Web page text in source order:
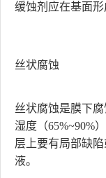
缓蚀剂应在基面形
丝状腐蚀
丝状腐蚀是膜下
湿度（65%~90%
层上要有局部缺
液。